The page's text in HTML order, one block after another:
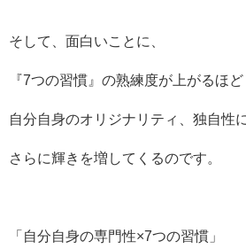
そして、面白いことに、
『7つの習慣』の熟練度が上がるほど
自分自身のオリジナリティ、独自性
さらに輝きを増してくるのです。
「自分自身の専門性×7つの習慣」